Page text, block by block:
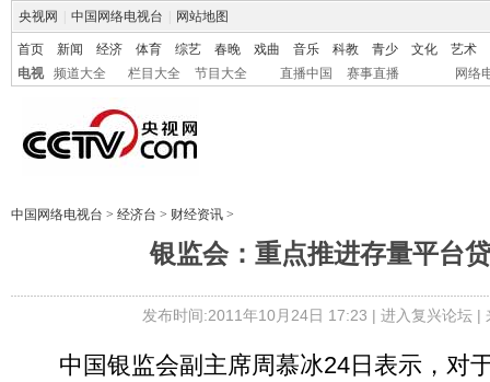
央视网 中国网络电视台 网站地图
首页 新闻 经济 体育 综艺 春晚 戏曲 音乐 科教 青少 文化
艺术
电视
频道大全 栏目大全 节目大全 直播中国 赛事直播 网络
中国网络电视台 > 经济台 > 财经资讯 >
银监会：重点推进存量平台
发布时间:2011年10月24日 17:23 | 进入复兴论坛|
中国银监会副主席周慕冰24日表示，对